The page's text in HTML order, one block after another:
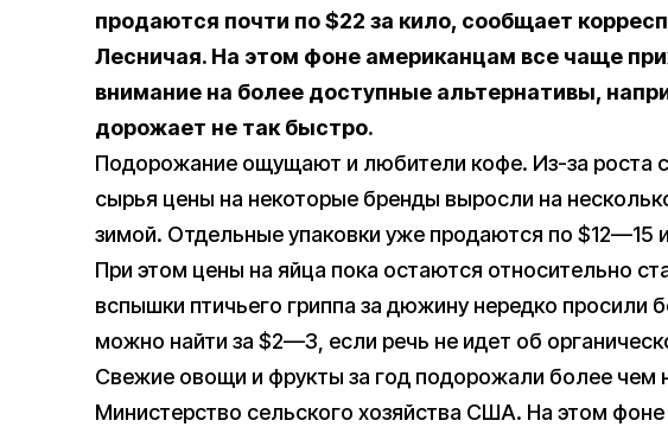
продаются почти по $22 за кило, сообщает
Лесничая. На этом фоне американцам все чаще
внимание на более доступные альтернативы,
дорожает не так быстро.
Подорожание ощущают и любители кофе. Из-за роста
сырья цены на некоторые бренды выросли на
зимой. Отдельные упаковки уже продаются по $12—15
При этом цены на яйца пока остаются относительно
вспышки птичьего гриппа за дюжину нередко просили
можно найти за $2—3, если речь не идет об
Свежие овощи и фрукты за год подорожали более чем
Министерство сельского хозяйства США. На этом